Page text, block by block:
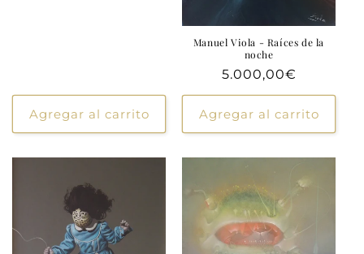
Agregar al carrito
Manuel Viola - Raíces de la
noche
Precio
habitual
5.000,00€
Agregar al carrito